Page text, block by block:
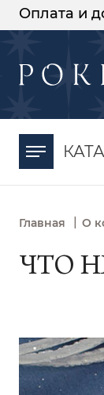
Оплата и
Главная | О
ЧТО
-30%
момента